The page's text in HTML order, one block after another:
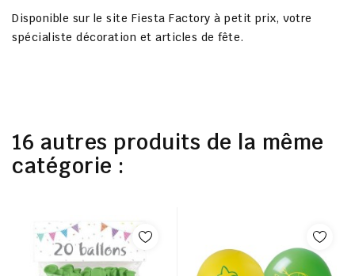
Disponible sur le site Fiesta Factory à petit prix, votre
spécialiste décoration et articles de fête.
16 autres produits de la même
catégorie :